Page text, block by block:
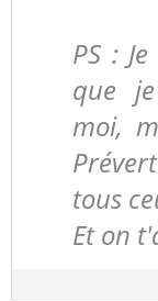
PS :
que
moi,
tous
Et on